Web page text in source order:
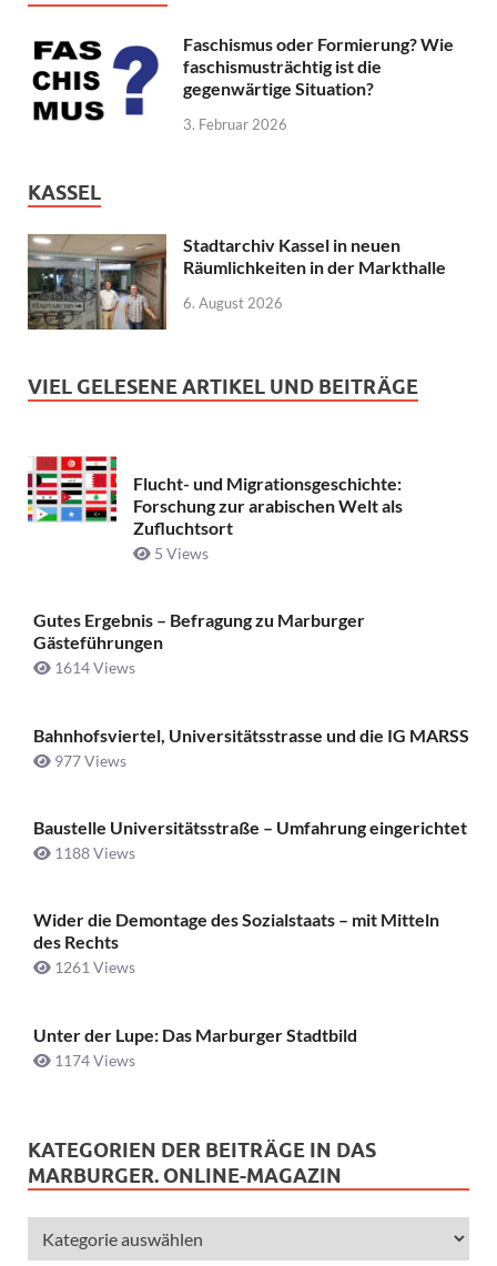
Faschismus oder Formierung? Wie
faschismusträchtig ist die
gegenwärtige Situation?
3. Februar 2026
KASSEL
Stadtarchiv Kassel in neuen
Räumlichkeiten in der Markthalle
6. August 2026
VIEL GELESENE ARTIKEL UND BEITRÄGE
Flucht- und Migrationsgeschichte:
Forschung zur arabischen Welt als
Zufluchtsort
5 Views
Gutes Ergebnis – Befragung zu Marburger
Gästeführungen
1614 Views
Bahnhofsviertel, Universitätsstrasse und die IG MARSS
977 Views
Baustelle Universitätsstraße ­– Umfahrung eingerichtet
1188 Views
Wider die Demontage des Sozialstaats – mit Mitteln
des Rechts
1261 Views
Unter der Lupe: Das Marburger Stadtbild
1174 Views
KATEGORIEN DER BEITRÄGE IN DAS
MARBURGER. ONLINE-MAGAZIN